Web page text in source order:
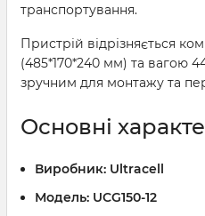
транспортування.
Пристрій відрізняється
(485*170*240 мм) та вагою
зручним для монтажу та
Основні
Виробник: Ultracell
Модель: UCG150-12